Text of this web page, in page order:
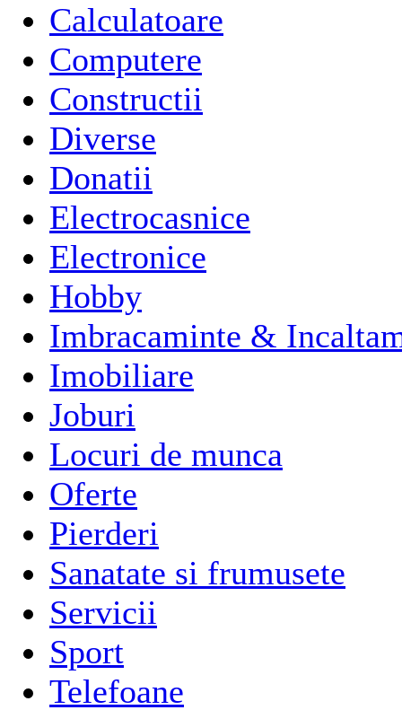
Calculatoare
Computere
Constructii
Diverse
Donatii
Electrocasnice
Electronice
Hobby
Imbracaminte &
Imobiliare
Joburi
Locuri de munca
Oferte
Pierderi
Sanatate si frumusete
Servicii
Sport
Telefoane